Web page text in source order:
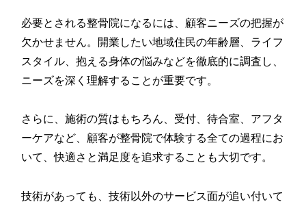
必要とされる整骨院になるには、顧客ニーズの把握が
欠かせません。開業したい地域住民の年齢層、ライフ
スタイル、抱える身体の悩みなどを徹底的に調査し、
ニーズを深く理解することが重要です。
さらに、施術の質はもちろん、受付、待合室、アフタ
ーケアなど、顧客が整骨院で体験する全ての過程にお
いて、快適さと満足度を追求することも大切です。
技術があっても、技術以外のサービス面が追い付いて